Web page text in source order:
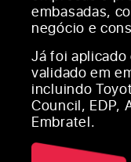
embasadas,
negócio e
Já foi aplicado
validado em
incluindo
Council, EDP,
Embratel.